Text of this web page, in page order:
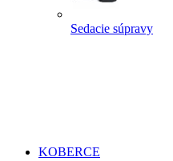
Sedacie súpravy
KOBERCE